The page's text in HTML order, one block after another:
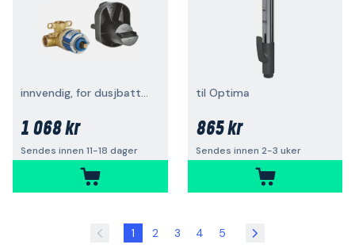
innvendig, for dusjbatteri
1 068 kr
Sendes innen 11-18 dager
til Optima
865 kr
Sendes innen 2-3 uker
1 2 3 4 5